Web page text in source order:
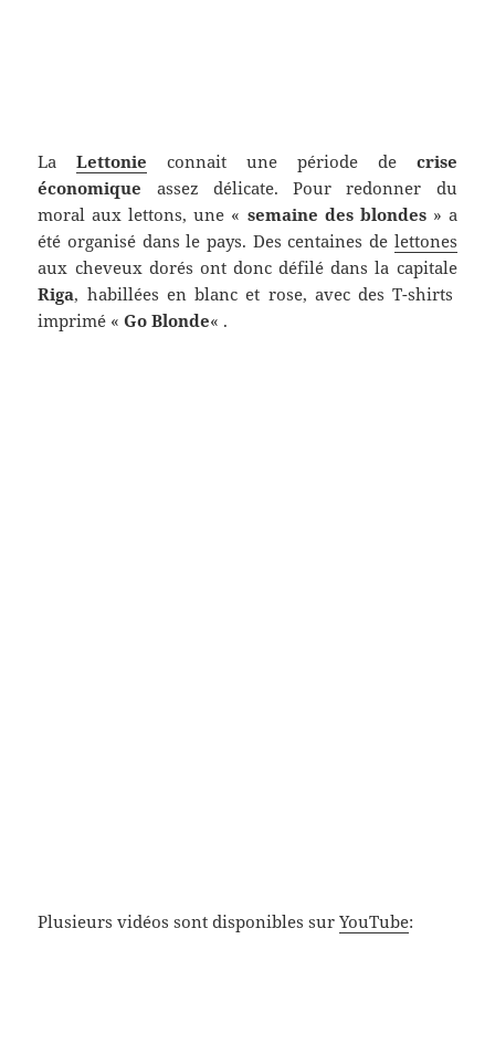
LaLettonie connait une période de crise
économique assez délicate. Pour redonner du
moral aux lettons, une « semaine des blondes» a
été organisé dans le pays. Des centaines de lettones
aux cheveux dorés ont donc défilé dans la capitale
Riga, habillées en blanc et rose, avec des T-shirts
imprimé «Go Blonde« .
Plusieurs vidéos sont disponibles surYouTube: